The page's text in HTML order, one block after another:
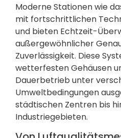
Moderne Stationen wie
mit fortschrittlichen
und bieten Echtzeit-
außergewöhnlicher
Zuverlässigkeit. Diese
wetterfesten Gehäusen
Dauerbetrieb unter
Umweltbedingungen
städtischen Zentren bis
Industriegebieten.